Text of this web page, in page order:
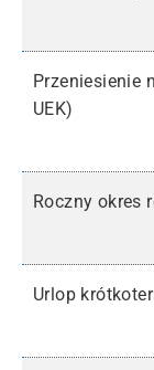
Przeniesienie
UEK)
Roczny okres
Urlop